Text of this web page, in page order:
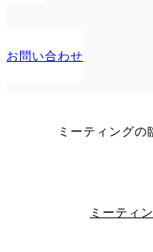
お問い合わせ
ミーティング
ミーティ